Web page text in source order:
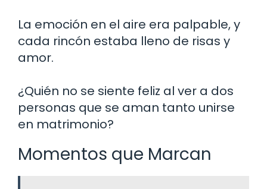
La emoción en el aire era palpable, y
cada rincón estaba lleno de risas y
amor.
¿Quién no se siente feliz al ver a dos
personas que se aman tanto unirse
en matrimonio?
Momentos que Marcan